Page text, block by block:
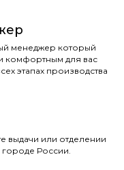
менеджер который
комфортным для вас
этапах производства
выдачи или отделении
России.